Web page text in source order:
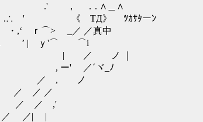
. ∧＿∧
TД》 ﾂｶｻﾀーﾝ
_／ ／真中
| ｙ'⌒ ⌒i
｜
´ヾ_ﾉ
, ノ
／
,'
| |